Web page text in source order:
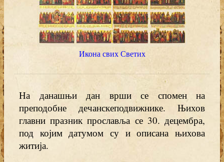
Икона свих Светих
На данашњи дан врши се спомен на
преподобне дечанскеподвижнике. Њихов
главни празник прославља се 30. децембра,
под којим датумом су и описана њихова
житија.